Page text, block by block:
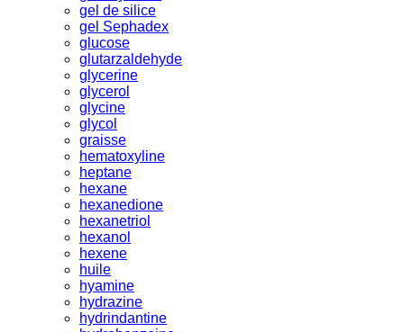
gel de silice
gel Sephadex
glucose
glutarzaldehyde
glycerine
glycerol
glycine
glycol
graisse
hematoxyline
heptane
hexane
hexanedione
hexanetriol
hexanol
hexene
huile
hyamine
hydrazine
hydrindantine